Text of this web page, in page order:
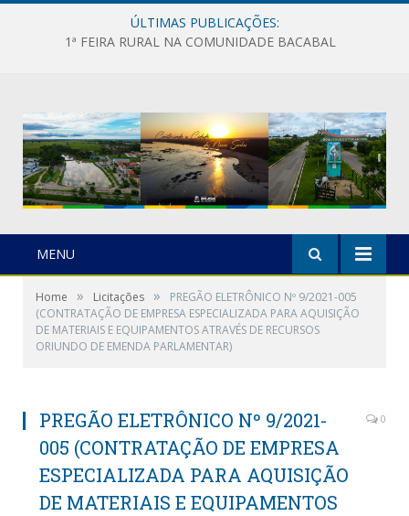
ÚLTIMAS PUBLICAÇÕES:
1ª FEIRA RURAL NA COMUNIDADE BACABAL
MENU
Home » Licitações »
PREGÃO ELETRÔNICO Nº 9/2021-005
(CONTRATAÇÃO DE EMPRESA ESPECIALIZADA PARA AQUISIÇÃO
DE MATERIAIS E EQUIPAMENTOS ATRAVÉS DE RECURSOS
ORIUNDO DE EMENDA PARLAMENTAR)
PREGÃO ELETRÔNICO Nº 9/2021-
005 (CONTRATAÇÃO DE EMPRESA
ESPECIALIZADA PARA AQUISIÇÃO
DE MATERIAIS E EQUIPAMENTOS
0